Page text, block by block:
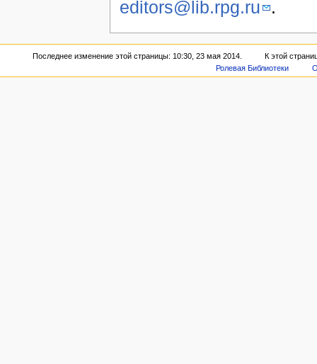
editors@lib.rpg.ru .
Последнее изменение этой страницы: 10:30, 23 мая 2014.
К этой
Ролевая Библиотеки